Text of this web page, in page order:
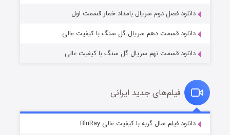
قسمت۷ (زیرنویس) منتشر شد
دانلود فصل دوم سریال بامداد خمار قسمت اول
دانلود قسمت دهم سریال گل سنگ با کیفیت عالی
دانلود قسمت نهم سریال گل سنگ با کیفیت عالی
فیلم‌های جدید ایرانی
دانلود فیلم سال گربه با کیفیت عالی BluRay